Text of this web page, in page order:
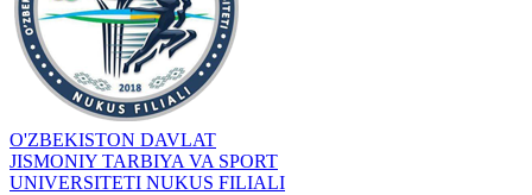
O'ZBEKISTON DAVLAT
JISMONIY TARBIYA VA SPORT
UNIVERSITETI NUKUS FILIALI